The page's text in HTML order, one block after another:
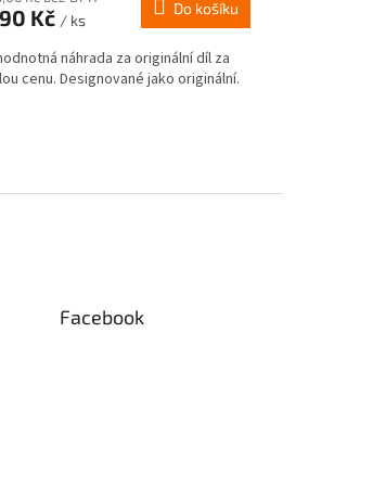
Kč / ks
Do košíku
náhrada za originální díl za
cenu. Designované jako originální.
Facebook